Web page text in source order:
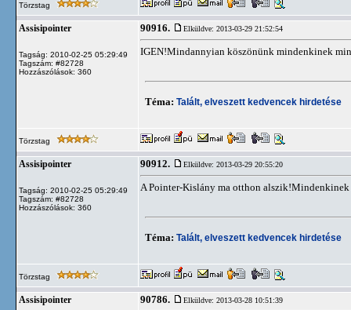
Törzstag
Assisipointer
Tagság: 2010-02-25 05:29:49
Tagszám: #82728
Hozzászólások: 360
90916. Elküldve: 2013-03-29 21:52:54
IGEN!Mindannyian köszönünk mindenkinek
Téma: Talált, elveszett kedvencek hirdetése
Törzstag
Assisipointer
Tagság: 2010-02-25 05:29:49
Tagszám: #82728
Hozzászólások: 360
90912. Elküldve: 2013-03-29 20:55:20
A Pointer-Kislány ma otthon
Téma: Talált, elveszett kedvencek hirdetése
Törzstag
Assisipointer 90786. Elküldve: 2013-03-28 10:51:39